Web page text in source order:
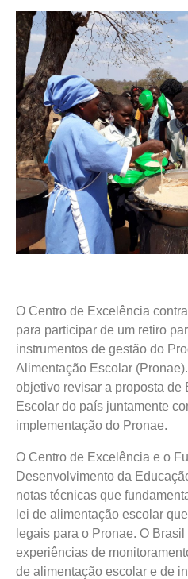
O Centro de Excelência
para participar de um retiro
instrumentos de gestão do
Alimentação Escolar
objetivo revisar a proposta de
Escolar do país juntamente
implementação do Pronae.
O Centro de Excelência e o
Desenvolvimento da
notas técnicas que
lei de alimentação escolar
legais para o Pronae. O
experiências de
de alimentação escolar e de